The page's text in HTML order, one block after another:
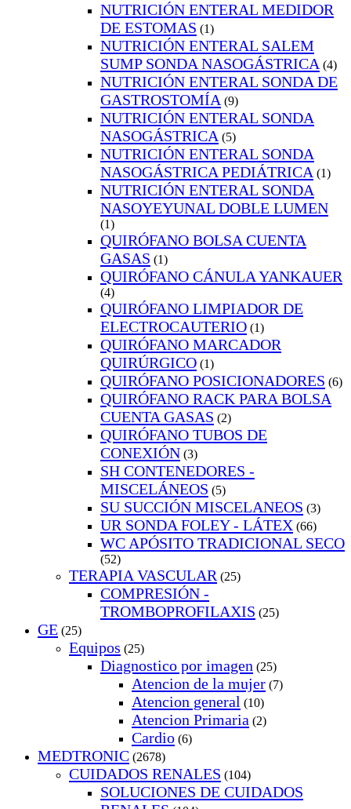
NUTRICIÓN ENTERAL MEDIDOR
DE ESTOMAS (1)
NUTRICIÓN ENTERAL SALEM
SUMP SONDA NASOGÁSTRICA (4)
NUTRICIÓN ENTERAL SONDA DE
GASTROSTOMÍA (9)
NUTRICIÓN ENTERAL SONDA
NASOGÁSTRICA (5)
NUTRICIÓN ENTERAL SONDA
NASOGÁSTRICA PEDIÁTRICA (1)
NUTRICIÓN ENTERAL SONDA
NASOYEYUNAL DOBLE LUMEN
(1)
QUIRÓFANO BOLSA CUENTA
GASAS (1)
QUIRÓFANO CÁNULA YANKAUER
(4)
QUIRÓFANO LIMPIADOR DE
ELECTROCAUTERIO (1)
QUIRÓFANO MARCADOR
QUIRÚRGICO (1)
QUIRÓFANO POSICIONADORES (6)
QUIRÓFANO RACK PARA BOLSA
CUENTA GASAS (2)
QUIRÓFANO TUBOS DE
CONEXIÓN (3)
SH CONTENEDORES -
MISCELÁNEOS (5)
SU SUCCIÓN MISCELANEOS (3)
UR SONDA FOLEY - LÁTEX (66)
WC APÓSITO TRADICIONAL SECO
(52)
TERAPIA VASCULAR (25)
COMPRESIÓN -
TROMBOPROFILAXIS (25)
GE (25)
Equipos (25)
Diagnostico por imagen (25)
Atencion de la mujer (7)
Atencion general (10)
Atencion Primaria (2)
Cardio (6)
MEDTRONIC (2678)
CUIDADOS RENALES (104)
SOLUCIONES DE CUIDADOS